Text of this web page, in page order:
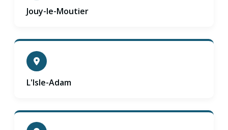
Jouy-le-Moutier
L'Isle-Adam